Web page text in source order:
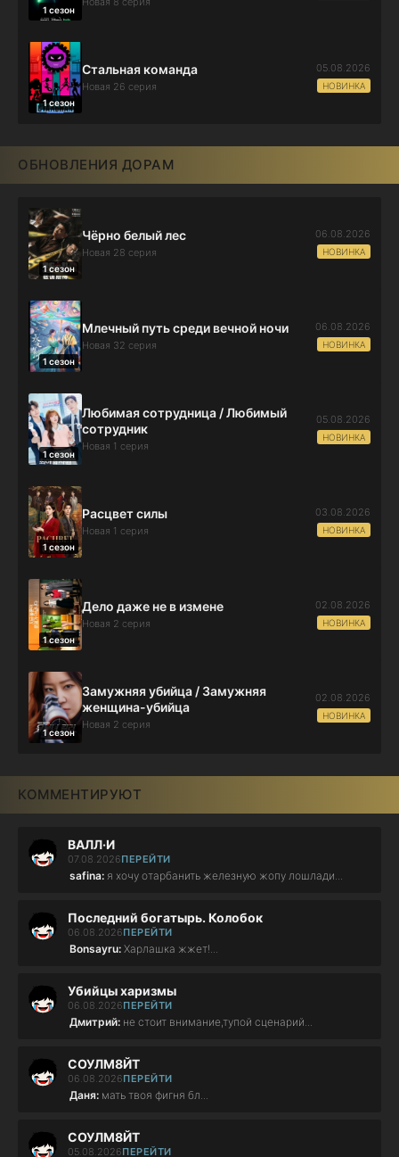
1 сезон
1 сезон
Стальная команда
Новая 26 серия
05.08.2026
НОВИНКА
ОБНОВЛЕНИЯ ДОРАМ
1 сезон
Чёрно белый лес
Новая 28 серия
06.08.2026
НОВИНКА
1 сезон
Млечный путь среди вечной ночи
Новая 32 серия
06.08.2026
НОВИНКА
1 сезон
Любимая сотрудница / Любимый
сотрудник
Новая 1 серия
05.08.2026
НОВИНКА
1 сезон
Расцвет силы
Новая 1 серия
03.08.2026
НОВИНКА
1 сезон
Дело даже не в измене
Новая 2 серия
02.08.2026
НОВИНКА
1 сезон
Замужняя убийца / Замужняя
женщина-убийца
Новая 2 серия
02.08.2026
НОВИНКА
КОММЕНТИРУЮТ
ВАЛЛ·И
07.08.2026ПЕРЕЙТИ
safina: я хочу отарбанить железную жопу лошлади...
Последний богатырь. Колобок
06.08.2026ПЕРЕЙТИ
Bonsayru: Харлашка жжет!...
Убийцы харизмы
06.08.2026ПЕРЕЙТИ
Дмитрий: не стоит внимание,тупой сценарий...
СОУЛМ8ЙТ
06.08.2026ПЕРЕЙТИ
Даня: мать твоя фигня бл...
СОУЛМ8ЙТ
05.08.2026ПЕРЕЙТИ